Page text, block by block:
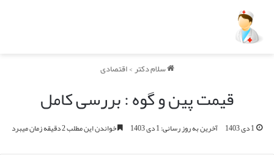
سلام دکتر>اقتصادی
قیمت پین و گوه : بررسی کامل
1 دی 1403 آخرین به روز رسانی: 1 دی 1403 خواندن این مطلب 2 دقیقه زمان میبرد